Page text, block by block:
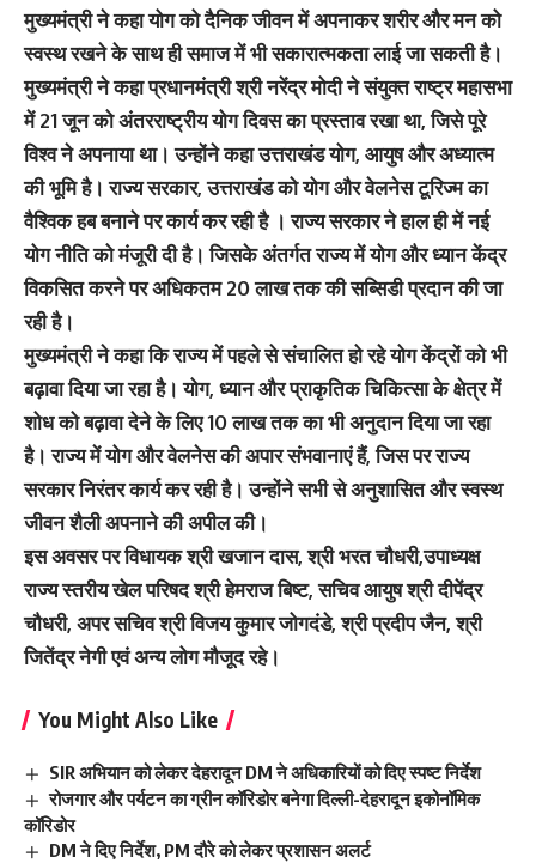
मुख्यमंत्री ने कहा योग को दैनिक जीवन में अपनाकर शरीर और मन को
स्वस्थ रखने के साथ ही समाज में भी सकारात्मकता लाई जा सकती है।
मुख्यमंत्री ने कहा प्रधानमंत्री श्री नरेंद्र मोदी ने संयुक्त राष्ट्र महासभा
में 21 जून को अंतरराष्ट्रीय योग दिवस का प्रस्ताव रखा था, जिसे पूरे
विश्व ने अपनाया था। उन्होंने कहा उत्तराखंड योग, आयुष और अध्यात्म
की भूमि है। राज्य सरकार, उत्तराखंड को योग और वेलनेस टूरिज्म का
वैश्विक हब बनाने पर कार्य कर रही है । राज्य सरकार ने हाल ही में नई
योग नीति को मंजूरी दी है। जिसके अंतर्गत राज्य में योग और ध्यान केंद्र
विकसित करने पर अधिकतम 20 लाख तक की सब्सिडी प्रदान की जा
रही है।
मुख्यमंत्री ने कहा कि राज्य में पहले से संचालित हो रहे योग केंद्रों को भी
बढ़ावा दिया जा रहा है। योग, ध्यान और प्राकृतिक चिकित्सा के क्षेत्र में
शोध को बढ़ावा देने के लिए 10 लाख तक का भी अनुदान दिया जा रहा
है। राज्य में योग और वेलनेस की अपार संभवानाएं हैं, जिस पर राज्य
सरकार निरंतर कार्य कर रही है। उन्होंने सभी से अनुशासित और स्वस्थ
जीवन शैली अपनाने की अपील की।
इस अवसर पर विधायक श्री खजान दास, श्री भरत चौधरी,उपाध्यक्ष
राज्य स्तरीय खेल परिषद श्री हेमराज बिष्ट, सचिव आयुष श्री दीपेंद्र
चौधरी, अपर सचिव श्री विजय कुमार जोगदंडे, श्री प्रदीप जैन, श्री
जितेंद्र नेगी एवं अन्य लोग मौजूद रहे।
You Might Also Like
SIR अभियान को लेकर देहरादून DM ने अधिकारियों को दिए स्पष्ट निर्देश
रोजगार और पर्यटन का ग्रीन कॉरिडोर बनेगा दिल्ली-देहरादून इकोनॉमिक
कॉरिडोर
DM ने दिए निर्देश, PM दौरे को लेकर प्रशासन अलर्ट